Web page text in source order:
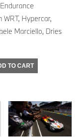
Hypercar,
Marciello, Dries
TO CART